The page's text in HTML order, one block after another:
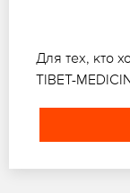
Для тех, кто
TIBET-